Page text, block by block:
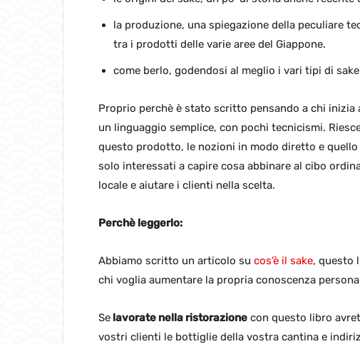
la produzione, una spiegazione della peculiare
tra i prodotti delle varie aree del Giappone.
come berlo, godendosi al meglio i vari tipi di
Proprio perchè è stato scritto pensando a chi
un linguaggio semplice, con pochi tecnicismi.
questo prodotto, le nozioni in modo diretto e
solo interessati a capire cosa abbinare al cibo
locale e aiutare i clienti nella scelta.
Perchè leggerlo:
Abbiamo scritto un articolo su cos’è il sake, questo
chi voglia aumentare la propria conoscenza
Se lavorate nella ristorazione con questo libro
vostri clienti le bottiglie della vostra cantina e